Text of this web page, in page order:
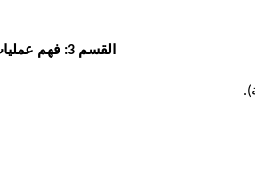
القسم 3: فهم عمليات الإصلاح